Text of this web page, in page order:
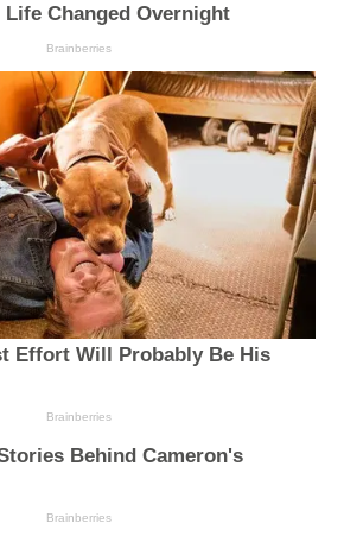
Life Changed Overnight
Brainberries
Effort Will Probably Be His
Brainberries
Behind Cameron's
Brainberries